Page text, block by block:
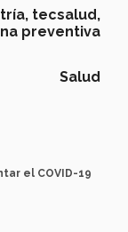
tecsalud,
preventiva
Salud
el COVID-19